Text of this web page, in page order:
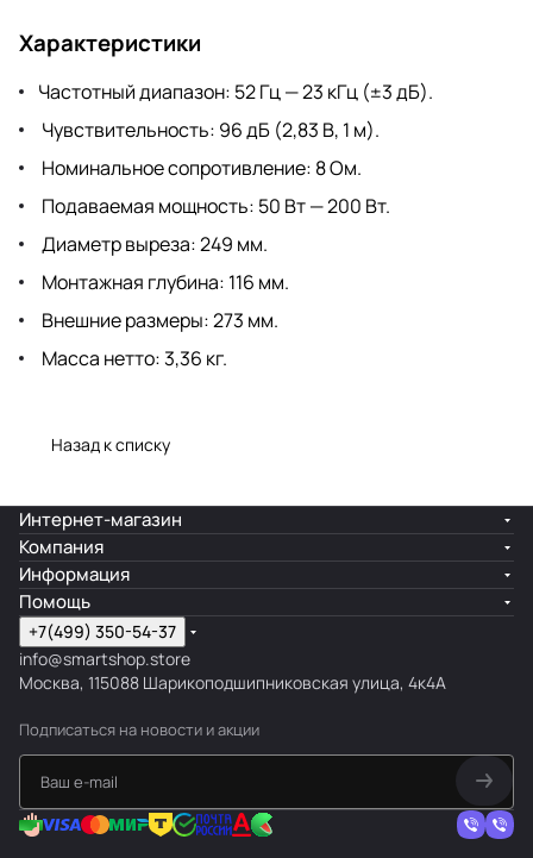
Характеристики
Частотный диапазон: 52 Гц — 23 кГц (±3 дБ).
Чувствительность: 96 дБ (2,83 В, 1 м).
Номинальное сопротивление: 8 Ом.
Подаваемая мощность: 50 Вт — 200 Вт.
Диаметр выреза: 249 мм.
Монтажная глубина: 116 мм.
Внешние размеры: 273 мм.
Масса нетто: 3,36 кг.
Назад к списку
Интернет-магазин
Компания
Информация
Помощь
+7(499) 350-54-37
info@smartshop.store
Москва, 115088 Шарикоподшипниковская улица, 4к4А
Подписаться на новости и акции